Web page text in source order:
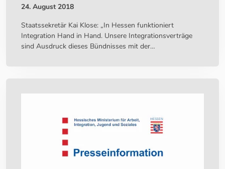
24. August 2018
Staatssekretär Kai Klose: „In Hessen funktioniert
Integration Hand in Hand. Unsere Integrationsverträge
sind Ausdruck dieses Bündnisses mit der